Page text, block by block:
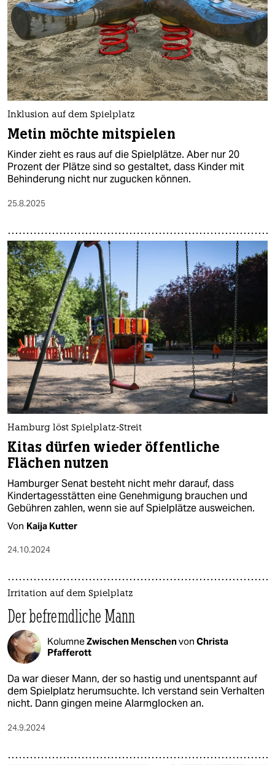
Inklusion auf dem Spielplatz
Metin möchte mitspielen
Kinder zieht es raus auf die Spielplätze. Aber nur 20
Prozent der Plätze sind so gestaltet, dass Kinder mit
Behinderung nicht nur zugucken können.
25.8.2025
Hamburg löst Spielplatz-Streit
Kitas dürfen wieder öffentliche
Flächen nutzen
Hamburger Senat besteht nicht mehr darauf, dass
Kindertagesstätten eine Genehmigung brauchen und
Gebühren zahlen, wenn sie auf Spielplätze ausweichen.
Von Kaija Kutter
24.10.2024
Irritation auf dem Spielplatz
Der befremdliche Mann
KolumneZwischen Menschenvon Christa
Pfafferott
Da war dieser Mann, der so hastig und unentspannt auf
dem Spielplatz herumsuchte. Ich verstand sein Verhalten
nicht. Dann gingen meine Alarmglocken an.
24.9.2024